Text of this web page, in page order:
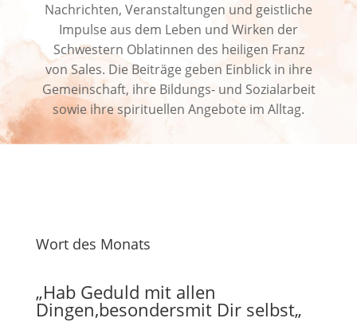
Nachrichten, Veranstaltungen und geistliche
Impulse aus dem Leben und Wirken der
Schwestern Oblatinnen des heiligen Franz
von Sales. Die Beiträge geben Einblick in ihre
Gemeinschaft, ihre Bildungs- und Sozialarbeit
sowie ihre spirituellen Angebote im Alltag.
Wort des Monats
„Hab Geduld mit allen
Dingen,besondersmit Dir selbst„